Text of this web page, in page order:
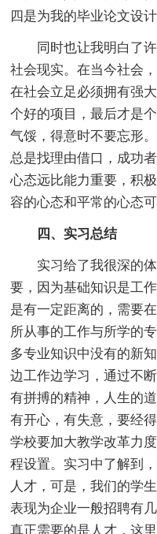
四是为我的毕业论文设
同时也让我明白了许
社会现实。在当今社会
在社会立足必须拥有强
个好的项目，最后才是
气馁，得意时不要忘形
总是找理由借口，成功
心态远比能力重要，积
容的心态和平常的心态
四、实习总结
实习给了我很深的体
要，因为基础知识是工
是有一定距离的，需要
所从事的工作与所学的
多专业知识中没有的新
边工作边学习，通过不
有拼搏的精神，人生的
有开心，有失意，要经
学校要加大教学改革力
程设置。实习中了解到
人才，可是，我们的学
表现为企业一般招聘有
真正需要的是人才，这